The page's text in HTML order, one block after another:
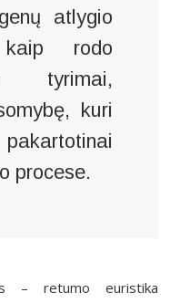
atlygio
rodo
tyrimai,
kuri
procese.
– retumo euristika